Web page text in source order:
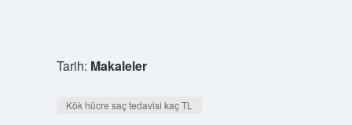
Tarih: Makaleler
Kök hücre saç tedavisi kaç TL